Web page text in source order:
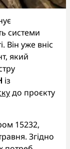
системи
Він уже вніс
який
із
до проєкту
15232,
Згідно